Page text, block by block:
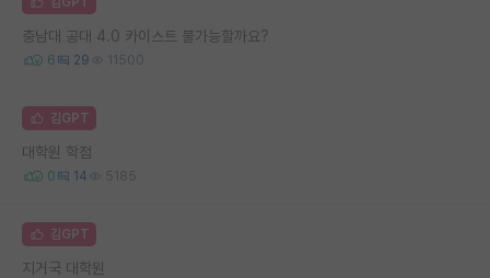
충남대 공대 4.0 카이스트 불가능할까요?
6 29 11500
김GPT
대학원 학점
0 14 5185
김GPT
지거국 대학원